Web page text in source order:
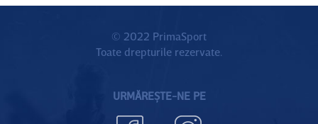
© 2022 PrimaSport
Toate drepturile rezervate.
URMĂREȘTE-NE PE